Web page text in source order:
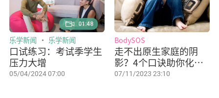
口试练习：考试季学生
压力大增
乐学新闻 乐学新闻
05/04/2024 07:00
01:48
走不出原生家庭的阴
影？4个口诀助你化解
伤痛
BodySOS
07/11/2023 23:10